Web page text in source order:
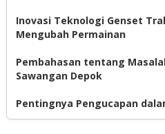
Inovasi Teknologi Genset
Mengubah Permainan
Pembahasan tentang
Sawangan Depok
Pentingnya Pengucapan